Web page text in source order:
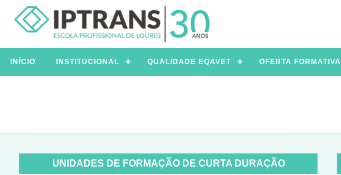
INÍCIO INSTITUCIONAL QUALIDADE EQAVET OFERTA FORMATIVA
UNIDADES DE FORMAÇÃO DE CURTA DURAÇÃO